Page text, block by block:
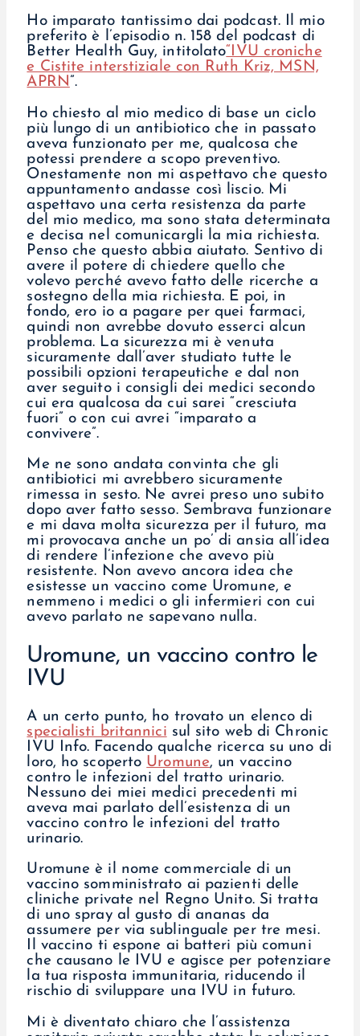
Ho imparato tantissimo dai podcast. Il mio
preferito è l’episodio n. 158 del podcast di
Better Health Guy, intitolato “IVU croniche
e Cistite interstiziale con Ruth Kriz, MSN,
APRN ”.
Ho chiesto al mio medico di base un ciclo
più lungo di un antibiotico che in passato
aveva funzionato per me, qualcosa che
potessi prendere a scopo preventivo.
Onestamente non mi aspettavo che questo
appuntamento andasse così liscio. Mi
aspettavo una certa resistenza da parte
del mio medico, ma sono stata determinata
e decisa nel comunicargli la mia richiesta.
Penso che questo abbia aiutato. Sentivo di
avere il potere di chiedere quello che
volevo perché avevo fatto delle ricerche a
sostegno della mia richiesta. E poi, in
fondo, ero io a pagare per quei farmaci,
quindi non avrebbe dovuto esserci alcun
problema. La sicurezza mi è venuta
sicuramente dall’aver studiato tutte le
possibili opzioni terapeutiche e dal non
aver seguito i consigli dei medici secondo
cui era qualcosa da cui sarei “cresciuta
fuori” o con cui avrei “imparato a
convivere”.
Me ne sono andata convinta che gli
antibiotici mi avrebbero sicuramente
rimessa in sesto. Ne avrei preso uno subito
dopo aver fatto sesso. Sembrava funzionare
e mi dava molta sicurezza per il futuro, ma
mi provocava anche un po’ di ansia all’idea
di rendere l’infezione che avevo più
resistente. Non avevo ancora idea che
esistesse un vaccino come Uromune, e
nemmeno i medici o gli infermieri con cui
avevo parlato ne sapevano nulla.
Uromune, un vaccino contro le
IVU
A un certo punto, ho trovato un elenco di
specialisti britannici sul sito web di Chronic
IVU Info. Facendo qualche ricerca su uno di
loro, ho scoperto Uromune, un vaccino
contro le infezioni del tratto urinario.
Nessuno dei miei medici precedenti mi
aveva mai parlato dell’esistenza di un
vaccino contro le infezioni del tratto
urinario.
Uromune è il nome commerciale di un
vaccino somministrato ai pazienti delle
cliniche private nel Regno Unito. Si tratta
di uno spray al gusto di ananas da
assumere per via sublinguale per tre mesi.
Il vaccino ti espone ai batteri più comuni
che causano le IVU e agisce per potenziare
la tua risposta immunitaria, riducendo il
rischio di sviluppare una IVU in futuro.
Mi è diventato chiaro che l’assistenza